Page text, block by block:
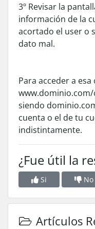
3º Revisar la
información de la
acortado el user o
dato mal.
Para acceder a
siendo
cuenta o el de tu
indistintamente.
¿Fue útil la
Si No
Artículos